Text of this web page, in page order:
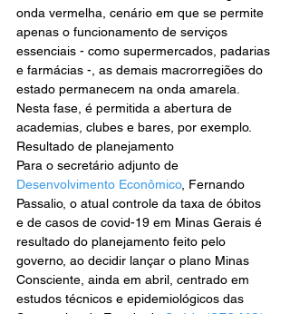
onda vermelha, cenário em que se permite
apenas o funcionamento de serviços
essenciais - como supermercados, padarias
e farmácias -, as demais macrorregiões do
estado permanecem na onda amarela.
Nesta fase, é permitida a abertura de
academias, clubes e bares, por exemplo.
Resultado de planejamento
Para o secretário adjunto de
Desenvolvimento Econômico, Fernando
Passalio, o atual controle da taxa de óbitos
e de casos de covid-19 em Minas Gerais é
resultado do planejamento feito pelo
governo, ao decidir lançar o plano Minas
Consciente, ainda em abril, centrado em
estudos técnicos e epidemiológicos das